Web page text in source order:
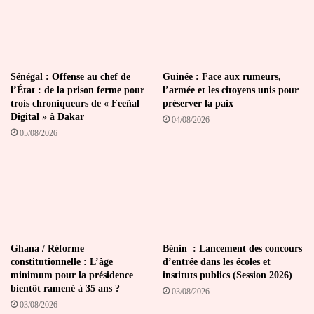
Sénégal : Offense au chef de
l’État : de la prison ferme pour
trois chroniqueurs de « Feeñal
Digital » à Dakar
05/08/2026
Guinée : Face aux rumeurs,
l’armée et les citoyens unis pour
préserver la paix
04/08/2026
Ghana / Réforme
constitutionnelle : L’âge
minimum pour la présidence
bientôt ramené à 35 ans ?
03/08/2026
Bénin : Lancement des concours
d’entrée dans les écoles et
instituts publics (Session 2026)
03/08/2026